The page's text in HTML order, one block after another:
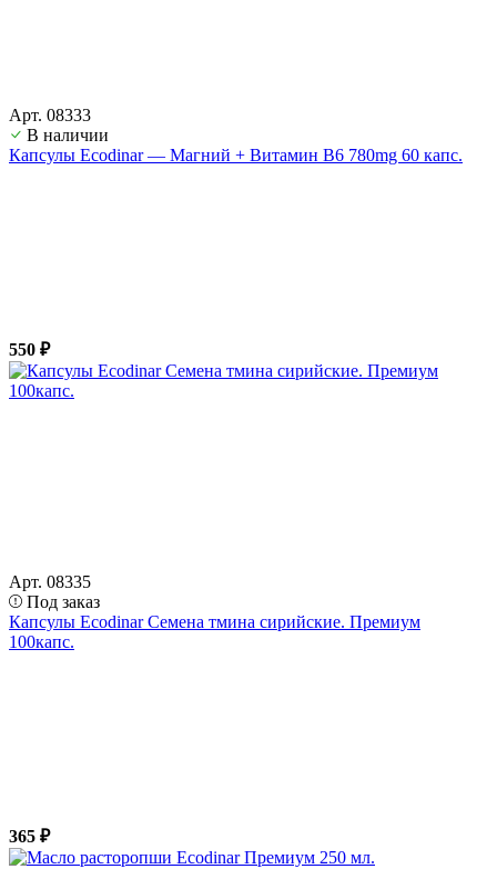
Арт. 08333
В наличии
Капсулы Ecodinar — Магний + Витамин B6 780mg 60 капс.
550 ₽
Арт. 08335
Под заказ
Капсулы Ecodinar Семена тмина сирийские. Премиум
100капс.
365 ₽